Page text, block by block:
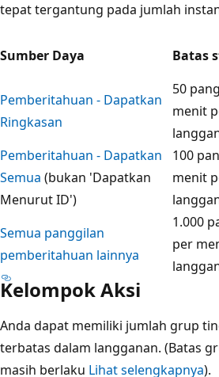
tepat tergantung pada jumlah
Sumber Daya Batas
Pemberitahuan - Dapatkan
Ringkasan
50
menit
Pemberitahuan - Dapatkan
Semua (bukan 'Dapatkan
Menurut ID')
100
menit
Semua panggilan
pemberitahuan lainnya
1.000
per
Kelompok Aksi
Anda dapat memiliki jumlah grup
terbatas dalam langganan. (Batas
masih berlaku Lihat selengkapnya).